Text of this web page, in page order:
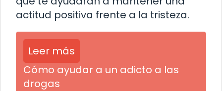
actitud positiva frente a la tristeza.
Leer más
Cómo ayudar a un adicto a las
drogas